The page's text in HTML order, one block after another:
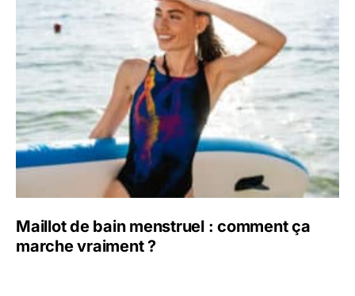
Maillot de bain menstruel : comment ça
marche vraiment ?